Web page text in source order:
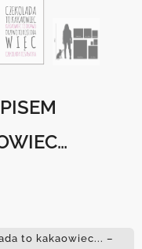
to kakaowiec... –